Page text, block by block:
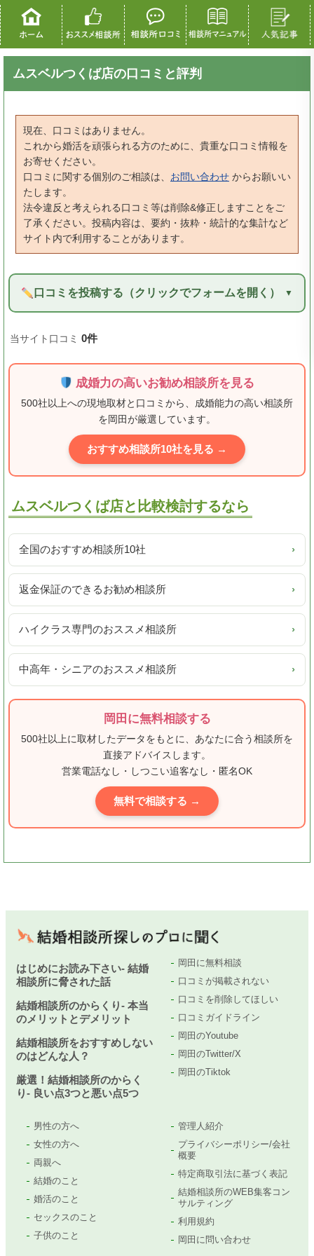
ムスベルつくば店の口コミと評判
現在、口コミはありません。
これから婚活を頑張られる方のために、貴重な口コミ情報を
お寄せください。
口コミに関する個別のご相談は、 お問い合わせ からお願いい
たします。
法令違反と考えられる口コミ等は削除&修正しますことをご
了承ください。投稿内容は、要約・抜粋・統計的な集計など
サイト内で利用することがあります。
口コミを投稿する（クリックでフォームを開く）
当サイト口コミ 0件
成婚力の高いお勧め相談所を見る
500社以上への現地取材と口コミから、成婚能力の高い相談所
を岡田が厳選しています。
おすすめ相談所10社を見る →
ムスベルつくば店と比較検討するなら
全国のおすすめ相談所10社 ›
返金保証のできるお勧め相談所 ›
ハイクラス専門のおススメ相談所 ›
中高年・シニアのおススメ相談所 ›
岡田に無料相談する
500社以上に取材したデータをもとに、あなたに合う相談所を
直接アドバイスします。
営業電話なし・しつこい追客なし・匿名OK
無料で相談する →
はじめにお読み下さい- 結婚
相談所に脅された話
結婚相談所のからくり- 本当
のメリットとデメリット
結婚相談所をおすすめしない
のはどんな人？
厳選！結婚相談所のからく
り- 良い点3つと悪い点5つ
岡田に無料相談
口コミが掲載されない
口コミを削除してほしい
口コミガイドライン
岡田のYoutube
岡田のTwitter/X
岡田のTiktok
男性の方へ
女性の方へ
両親へ
結婚のこと
婚活のこと
セックスのこと
子供のこと
管理人紹介
プライバシーポリシー/会社
概要
特定商取引法に基づく表記
結婚相談所のWEB集客コン
サルティング
利用規約
岡田に問い合わせ